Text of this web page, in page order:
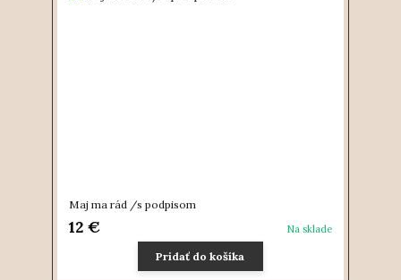
Maj ma rád /s podpisom
12 € Na sklade
Pridať do košíka